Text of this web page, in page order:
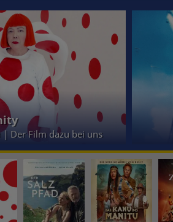
| Der Film dazu bei uns